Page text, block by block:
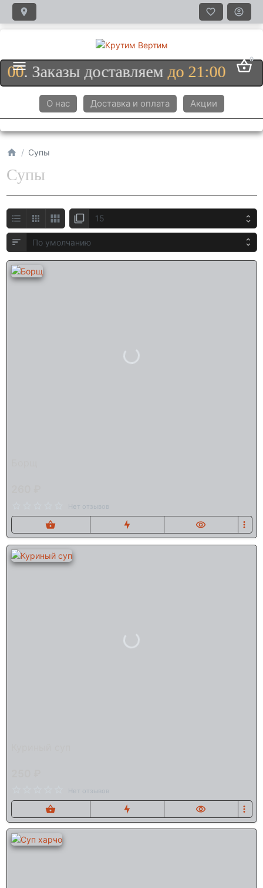
0
. Заказы доставляемдо 21:00
О нас Доставка и оплата Акции
Супы
Супы
Нет отзывов
Нет отзывов